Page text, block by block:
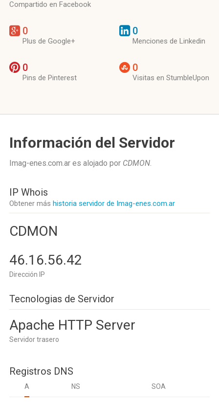
Compartido en Facebook
0
Plus de Google+
0
Menciones de Linkedin
0
Pins de Pinterest
0
Visitas en StumbleUpon
Información del Servidor
Imag-enes.com.ar es alojado por CDMON.
IP Whois
Obtener más historia servidor de Imag-enes.com.ar
CDMON
46.16.56.42
Dirección IP
Tecnologias de Servidor
Apache HTTP Server
Servidor trasero
Registros DNS
A NS SOA